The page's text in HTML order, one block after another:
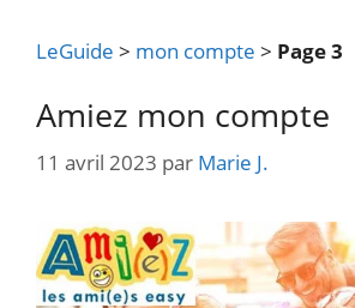
LeGuide > mon compte > Page 3
Amiez mon compte
11 avril 2023 par Marie J.